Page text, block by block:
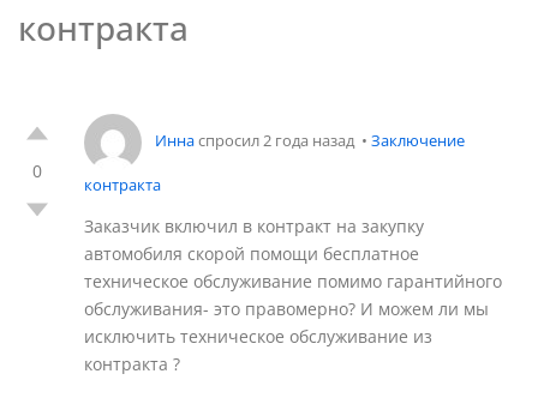
контракта
0
Иннаспросил 2 года назад • Заключение
контракта
Заказчик включил в контракт на закупку
автомобиля скорой помощи бесплатное
техническое обслуживание помимо гарантийного
обслуживания- это правомерно? И можем ли мы
исключить техническое обслуживание из
контракта ?